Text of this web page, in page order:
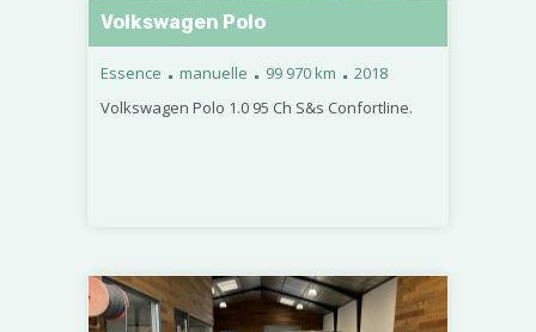
Volkswagen Polo
Essence . manuelle . 99 970 km . 2018
Volkswagen Polo 1.0 95 Ch S&s Confortline.